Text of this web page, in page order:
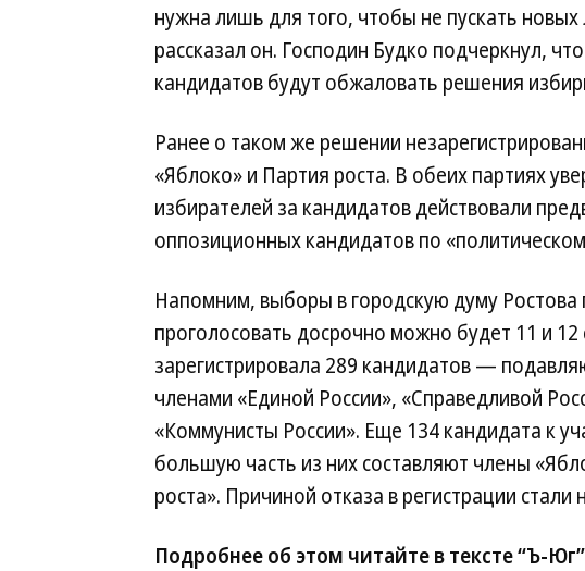
нужна лишь для того, чтобы не пускать
рассказал он. Господин Будко подчеркнул,
кандидатов будут обжаловать решения
Ранее о таком же решении
«Яблоко» и Партия роста. В обеих партиях
избирателей за кандидатов действовали
оппозиционных кандидатов по
Напомним, выборы в городскую думу Ростова
проголосовать досрочно можно будет 11 и
зарегистрировала 289 кандидатов —
членами «Единой России», «Справедливой
«Коммунисты России». Еще 134 кандидата к
большую часть из них составляют члены
роста». Причиной отказа в регистрации
Подробнее об этом читайте в тексте “Ъ-Юг”